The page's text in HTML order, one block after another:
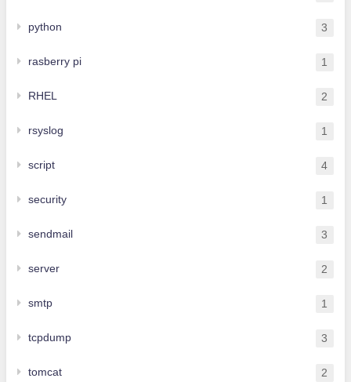
python 3
rasberry pi 1
RHEL 2
rsyslog 1
script 4
security 1
sendmail 3
server 2
smtp 1
tcpdump 3
tomcat 2